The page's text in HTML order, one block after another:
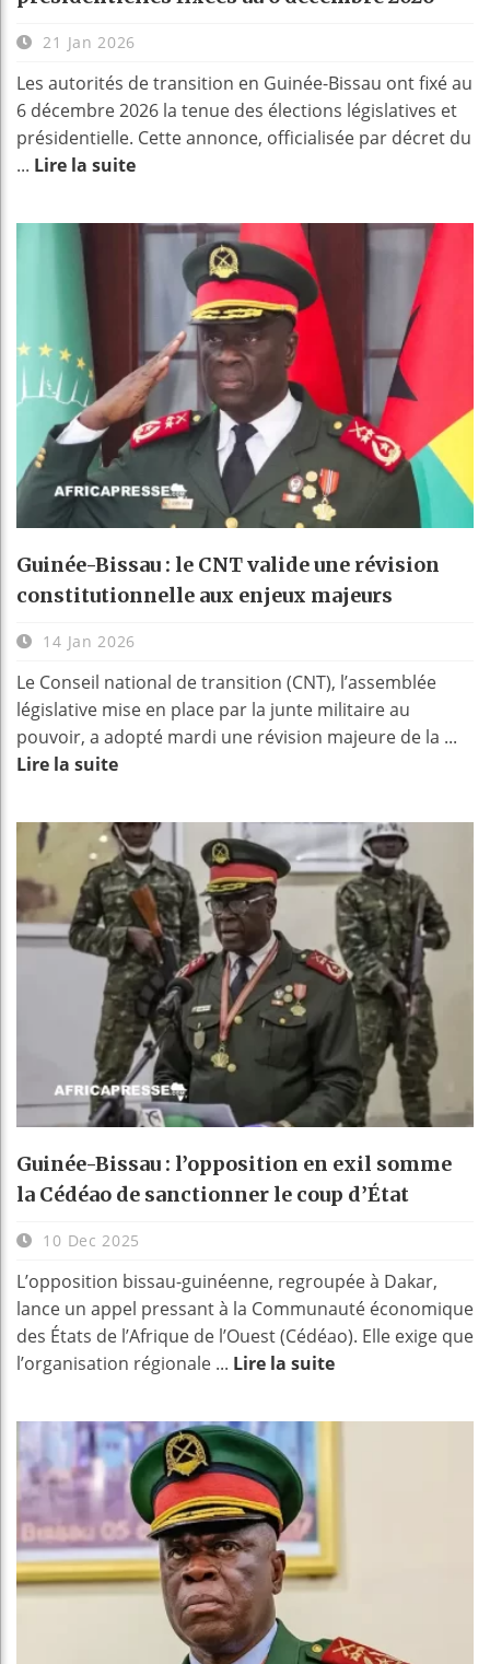
21 Jan 2026
Les autorités de transition en Guinée-Bissau ont fixé au
6 décembre 2026 la tenue des élections législatives et
présidentielle. Cette annonce, officialisée par décret du
... Lire la suite
Guinée-Bissau : le CNT valide une révision
constitutionnelle aux enjeux majeurs
14 Jan 2026
Le Conseil national de transition (CNT), l’assemblée
législative mise en place par la junte militaire au
pouvoir, a adopté mardi une révision majeure de la ...
Lire la suite
Guinée-Bissau : l’opposition en exil somme
la Cédéao de sanctionner le coup d’État
10 Dec 2025
L’opposition bissau-guinéenne, regroupée à Dakar,
lance un appel pressant à la Communauté économique
des États de l’Afrique de l’Ouest (Cédéao). Elle exige que
l’organisation régionale ... Lire la suite